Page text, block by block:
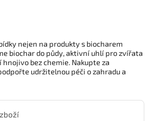
nejen na produkty s biocharem
biochar do půdy, aktivní uhlí pro zvířata
bez chemie. Nakupte za
udržitelnou péči o zahradu a